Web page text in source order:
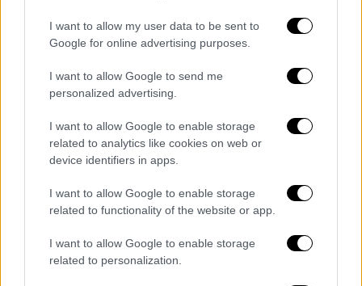
I want to allow my user data to be sent to
Google for online advertising purposes.
I want to allow Google to send me
personalized advertising.
I want to allow Google to enable storage
related to analytics like cookies on web or
device identifiers in apps.
I want to allow Google to enable storage
related to functionality of the website or app.
I want to allow Google to enable storage
related to personalization.
Ουκρανία ενέκρινε το Συμβούλιο της
Ευρωπαϊκής Ένωσης - Σκέψεις για
κυρώσεις στη Ρωσία
Κόσμος 21.02.2022 15:00
Ραγδαία κλιμάκωση στην Ουκρανία:
Νεκροί πέντε Ουκρανοί στρατιώτες
Κόσμος|21.02.2022 17:53
Η ένταξη της Ουκρανίας στο ΝΑΤΟ
θα αυξήσει τις απειλές κατά της
Ρωσίας, διαπιστώνει ο Πούτιν